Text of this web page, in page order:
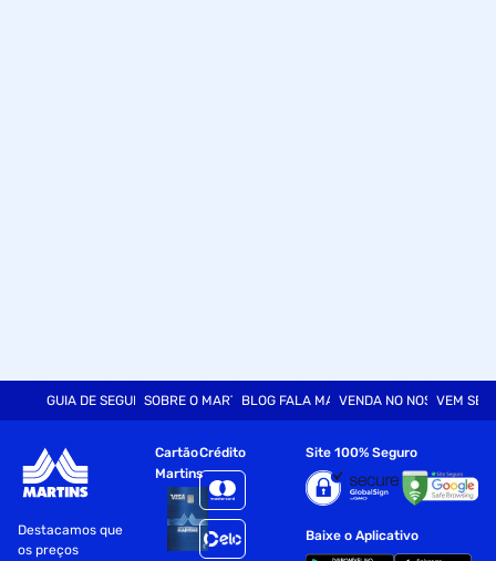
CONTÉM DERIVADOS DE SOJA.
MODO DE PREPARO:
Misture 30g (2 dosadores rasos*)
do produto em 250mL (1 copo) de
GUIA DE SEGURANÇASOBRE O MARTINSBLOG FALA MARTVENDA NO NOSSO SITE
VEM SER
Destacamos que
os preços
Cartão
Martins
Crédito Site 100% Seguro
Baixe o Aplicativo